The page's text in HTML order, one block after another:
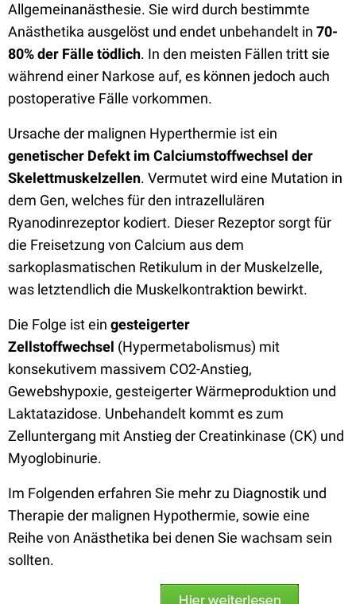
Allgemeinanästhesie. Sie wird durch bestimmte
Anästhetika ausgelöst und endet unbehandelt in 70-
80% der Fälle tödlich. In den meisten Fällen tritt sie
während einer Narkose auf, es können jedoch auch
postoperative Fälle vorkommen.
Ursache der malignen Hyperthermie ist ein
genetischer Defekt im Calciumstoffwechsel der
Skelettmuskelzellen. Vermutet wird eine Mutation in
dem Gen, welches für den intrazellulären
Ryanodinrezeptor kodiert. Dieser Rezeptor sorgt für
die Freisetzung von Calcium aus dem
sarkoplasmatischen Retikulum in der Muskelzelle,
was letztendlich die Muskelkontraktion bewirkt.
Die Folge ist ein gesteigerter
Zellstoffwechsel (Hypermetabolismus) mit
konsekutivem massivem CO2-Anstieg,
Gewebshypoxie, gesteigerter Wärmeproduktion und
Laktatazidose. Unbehandelt kommt es zum
Zelluntergang mit Anstieg der Creatinkinase (CK) und
Myoglobinurie.
Im Folgenden erfahren Sie mehr zu Diagnostik und
Therapie der malignen Hypothermie, sowie eine
Reihe von Anästhetika bei denen Sie wachsam sein
sollten.